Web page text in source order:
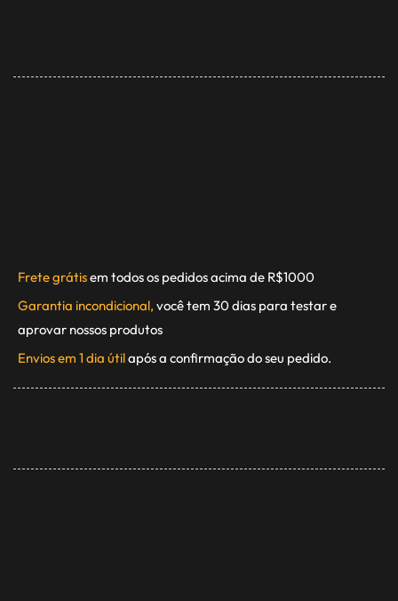
Frete grátisem todos os pedidos acima de R$1000
Garantia incondicional, você tem 30 dias para testar e
aprovar nossos produtos
Envios em 1 dia útilapós a confirmação do seu pedido.